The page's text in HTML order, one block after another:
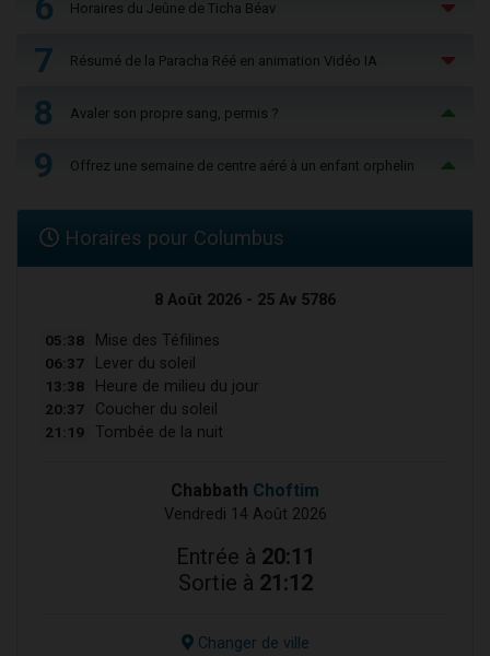
Horaires du Jeûne de Ticha Béav
7 Résumé de la Paracha Réé en animation Vidéo IA
8 Avaler son propre sang, permis ?
9 Offrez une semaine de centre aéré à un enfant orphelin
Horaires pour Columbus
8 Août 2026 - 25 Av 5786
05:38 Mise des Téfilines
06:37 Lever du soleil
13:38 Heure de milieu du jour
20:37 Coucher du soleil
21:19 Tombée de la nuit
Chabbath Choftim
Vendredi 14 Août 2026
Entrée à 20:11
Sortie à 21:12
Changer de ville